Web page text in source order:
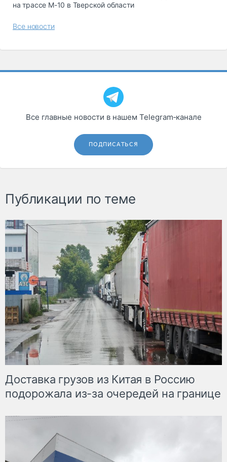
на трассе М-10 в Тверской области
Все новости
Все главные новости в нашем Telegram‑канале
ПОДПИСАТЬСЯ
Публикации по теме
Доставка грузов из Китая в Россию
подорожала из-за очередей на границе